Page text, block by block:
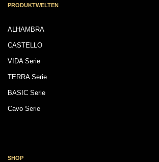
PRODUKTWELTEN
ALHAMBRA
CASTELLO
VIDA Serie
TERRA Serie
BASIC Serie
Cavo Serie
SHOP